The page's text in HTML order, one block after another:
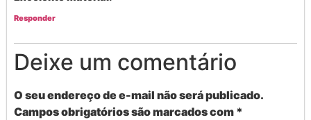
Responder
Deixe um comentário
O seu endereço de e-mail não será publicado.
Campos obrigatórios são marcados com *